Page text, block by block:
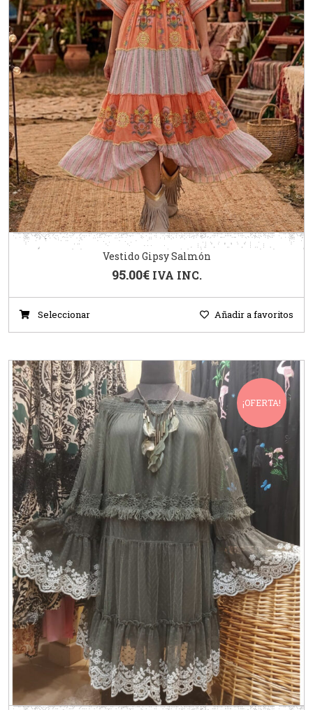
Vestido Gipsy Salmón
95.00€ IVA INC.
Seleccionar Añadir a favoritos
¡OFERTA!